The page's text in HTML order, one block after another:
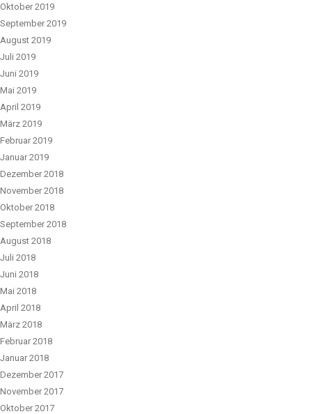
Oktober 2019
September 2019
August 2019
Juli 2019
Juni 2019
Mai 2019
April 2019
März 2019
Februar 2019
Januar 2019
Dezember 2018
November 2018
Oktober 2018
September 2018
August 2018
Juli 2018
Juni 2018
Mai 2018
April 2018
März 2018
Februar 2018
Januar 2018
Dezember 2017
November 2017
Oktober 2017